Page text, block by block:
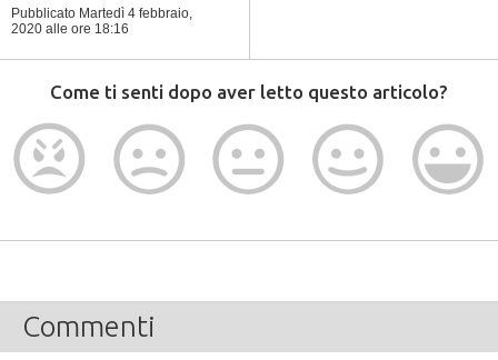
Pubblicato Martedì 4 febbraio,
2020 alle ore 18:16
Come ti senti dopo aver letto questo articolo?
Commenti